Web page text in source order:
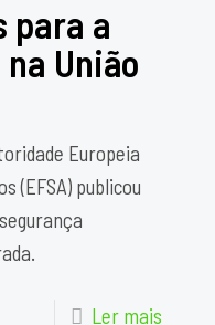
para a
União
Europeia
(EFSA) publicou
Ler mais